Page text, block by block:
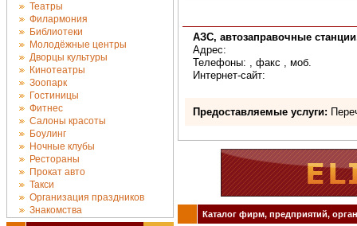
Театры
Филармония
Библиотеки
Молодёжные центры
Дворцы культуры
Кинотеатры
Зоопарк
Гостиницы
Фитнес
Салоны красоты
Боулинг
Ночные клубы
Рестораны
Прокат авто
Такси
Организация праздников
Знакомства
АЗС, автозаправочные
Адрес:
Телефоны: , факс , моб.
Интернет-сайт:
Предоставляемые услуги:
Каталог фирм, предприятий,